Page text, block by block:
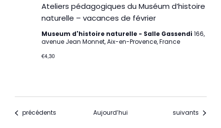
Ateliers pédagogiques du Muséum d’histoire
naturelle – vacances de février
Museum d'histoire naturelle - Salle Gassendi 166,
avenue Jean Monnet, Aix-en-Provence, France
€4,30
Évènements
précédents Aujourd’hui Évènements
suivants